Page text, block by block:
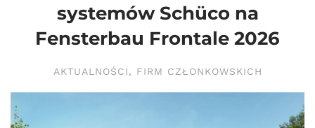
systemów Schüco na
Fensterbau Frontale 2026
AKTUALNOŚCI, FIRM CZŁONKOWSKICH